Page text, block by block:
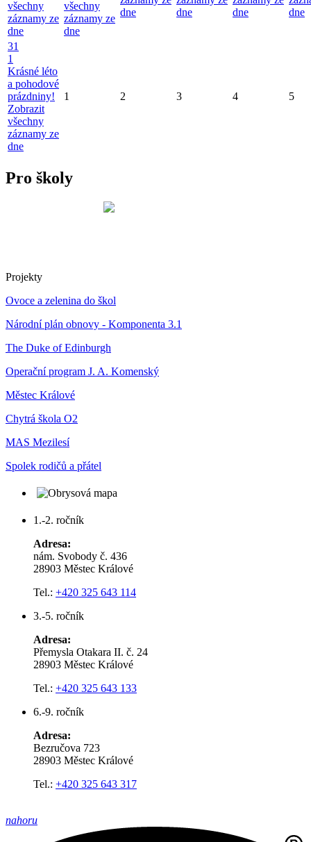
všechny
záznamy ze
dne
všechny
záznamy ze
dne
dne
dne
dne
dne
31
1
Krásné léto
a pohodové
prázdniny!
Zobrazit
všechny
záznamy ze
dne
1 2 3 4 5
Pro školy
Projekty
Ovoce a zelenina do škol
Národní plán obnovy - Komponenta 3.1
The Duke of Edinburgh
Operační program J. A. Komenský
Městec Králové
Chytrá škola O2
MAS Mezilesí
Spolek rodičů a přátel
1.-2. ročník
Adresa:
nám. Svobody č. 436
28903 Městec Králové
Tel.: +420 325 643 114
3.-5. ročník
Adresa:
Přemysla Otakara II. č. 24
28903 Městec Králové
Tel.: +420 325 643 133
6.-9. ročník
Adresa:
Bezručova 723
28903 Městec Králové
Tel.: +420 325 643 317
nahoru